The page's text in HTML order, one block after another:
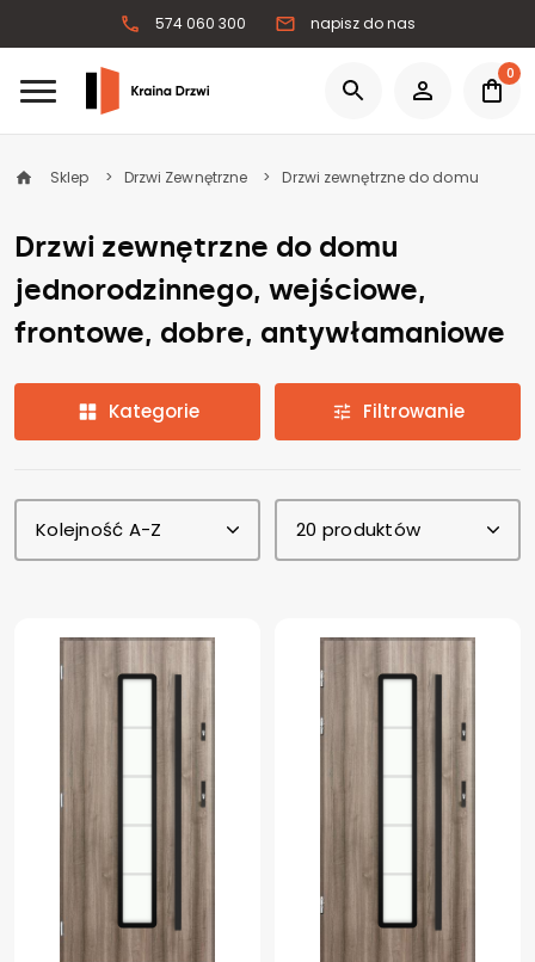
574 060 300 napisz do nas
0
Sklep Drzwi Zewnętrzne Drzwi zewnętrzne do domu
Drzwi zewnętrzne do domu
jednorodzinnego, wejściowe,
frontowe, dobre, antywłamaniowe
Kategorie Filtrowanie
Kolejność A-Z 20 produktów